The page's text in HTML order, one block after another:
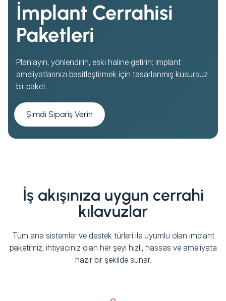
İmplant Cerrahisi
Paketleri
Planlayın, yönlendirin, eski haline getirin; implant
ameliyatlarınızı basitleştirmek için tasarlanmış kusursuz
bir paket.
Şimdi Sipariş Verin
İş akışınıza uygun cerrahi
kılavuzlar
Tüm ana sistemler ve destek türleri ile uyumlu olan implant
paketimiz, ihtiyacınız olan her şeyi hızlı, hassas ve ameliyata
hazır bir şekilde sunar.